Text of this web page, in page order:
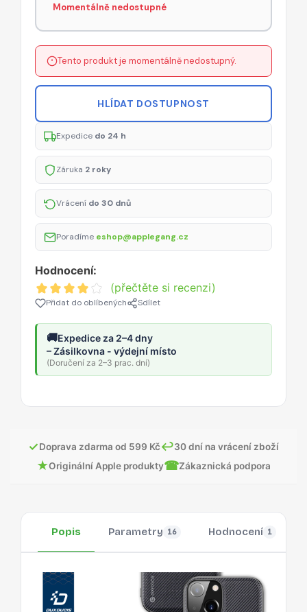
Momentálně nedostupné
Tento produkt je momentálně nedostupný.
HLÍDAT DOSTUPNOST
Expedice do 24 h
Záruka 2 roky
Vrácení do 30 dnů
Poradíme eshop@applegang.cz
Hodnocení:
(přečtěte si recenzi)
Přidat do oblíbených Sdílet
🚚Expedice za 2–4 dny
– Zásilkovna - výdejní místo
(Doručení za 2–3 prac. dní)
✓Doprava zdarma od 599 Kč↩30 dní na vrácení zboží
★Originální Apple produkty☎Zákaznická podpora
Popis Parametry 16 Hodnocení 1